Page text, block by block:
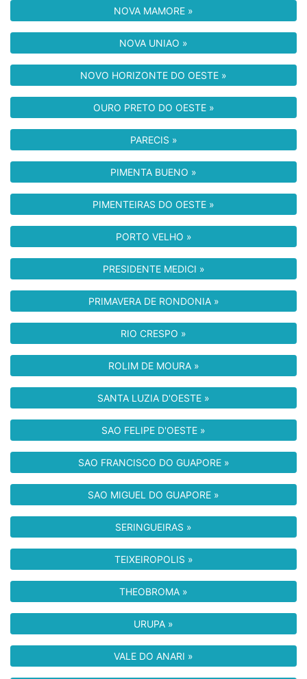
NOVA MAMORE »
NOVA UNIAO »
NOVO HORIZONTE DO OESTE »
OURO PRETO DO OESTE »
PARECIS »
PIMENTA BUENO »
PIMENTEIRAS DO OESTE »
PORTO VELHO »
PRESIDENTE MEDICI »
PRIMAVERA DE RONDONIA »
RIO CRESPO »
ROLIM DE MOURA »
SANTA LUZIA D'OESTE »
SAO FELIPE D'OESTE »
SAO FRANCISCO DO GUAPORE »
SAO MIGUEL DO GUAPORE »
SERINGUEIRAS »
TEIXEIROPOLIS »
THEOBROMA »
URUPA »
VALE DO ANARI »